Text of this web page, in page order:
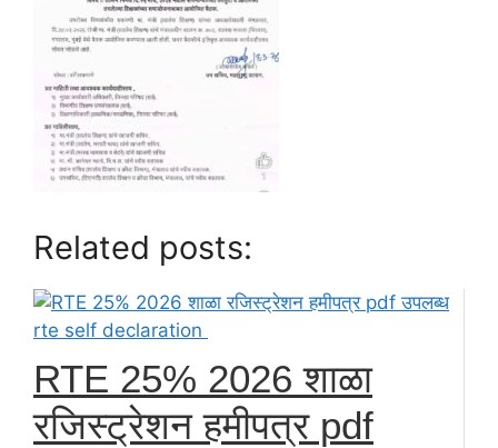
Related posts:
RTE 25% 2026 शाळा
रजिस्ट्रेशन हमीपत्र pdf